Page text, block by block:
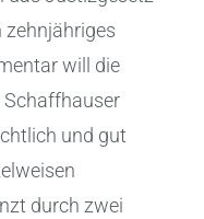
zehnjähriges
will die
Schaffhauser
und gut
durch zwei